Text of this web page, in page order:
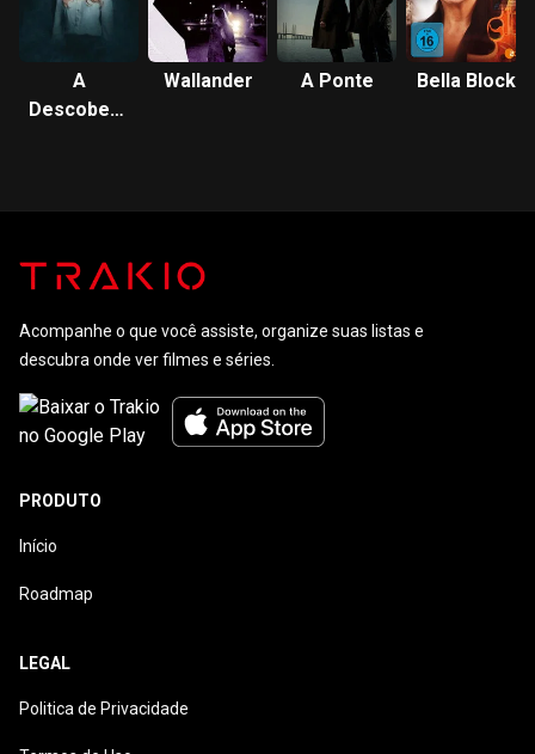
A
Descoberta
Wallander A Ponte Bella Block
Acompanhe o que você assiste, organize suas listas e
descubra onde ver filmes e séries.
PRODUTO
Início
Roadmap
LEGAL
Politica de Privacidade